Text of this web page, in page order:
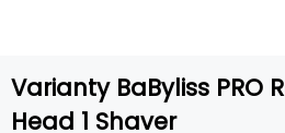
Varianty BaByliss PRO
Head 1 Shaver